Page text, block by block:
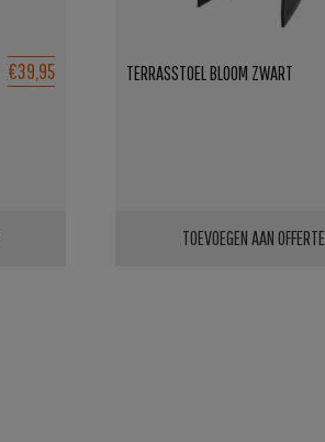
€39,95 TERRASSTOEL BLOOM ZWART
TOEVOEGEN AAN OFFERTE